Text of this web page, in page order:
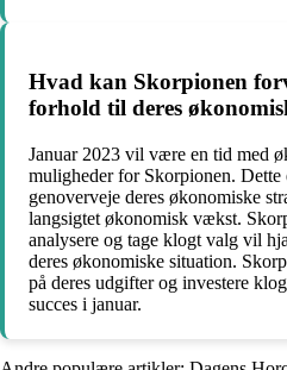
Hvad kan Skorpionen
forhold til deres
Januar 2023 vil være en tid med
muligheder for Skorpionen. Dette
genoverveje deres økonomiske
langsigtet økonomisk vækst.
analysere og tage klogt valg vil
deres økonomiske situation.
på deres udgifter og investere
succes i januar.